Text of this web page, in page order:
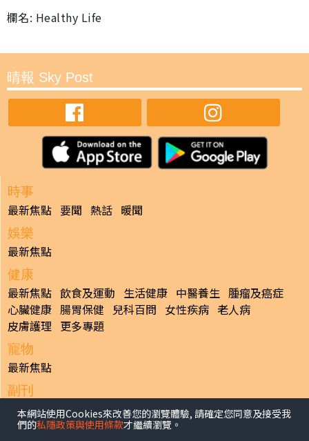
欄名: Healthy Life
晴報 Sky Post
時事
最新焦點 要聞 熱話 暖聞
娛樂
最新焦點
健康
最新焦點 飲食及運動 生活健康 中醫養生 腫瘤及癌症
心臟健康 腸胃保健 兒科百問 女性疾病 老人病
皮膚護理 更多專題
寵物
最新焦點
副刊
最新焦點
日報
本網站使用Cookies來改善您的瀏覽體驗, 請確定您同意及接受我
們的私隱政策與使用條款才繼續瀏覽。